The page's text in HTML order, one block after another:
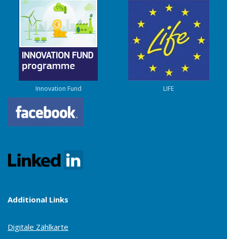
Innovation Fund LIFE
Additional Links
Digitale Zählkarte